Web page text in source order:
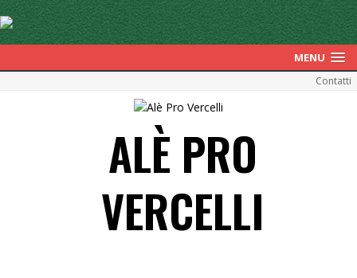
MENU
Contatti
ALÈ PRO
VERCELLI